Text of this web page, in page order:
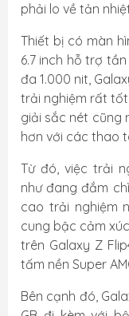
phải lo về tản
Thiết bị có màn
6.7 inch hỗ trợ
đa 1.000 nit,
trải nghiệm rất
giải sắc nét cũng
hơn với các thao
Từ đó, việc trải
như đang đắm
cao trải nghiệm
cung bậc cảm
trên Galaxy Z
tấm nền Super
Bên cạnh đó,